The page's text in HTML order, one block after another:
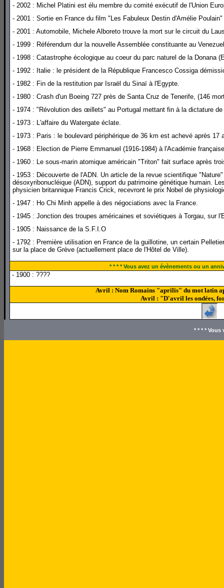
- 2002 : Michel Platini est élu membre du comité exécutif de l'Union
- 2001 : Sortie en France du film "Les Fabuleux Destin d'Amélie
- 2001 : Automobile, Michele Alboreto trouve la mort sur le circuit du
- 1999 : Référendum dur la nouvelle Assemblée constituante au
- 1998 : Catastrophe écologique au coeur du parc naturel de la Donana
- 1992 : Italie : le président de la République Francesco Cossiga
- 1982 : Fin de la restitution par Israël du Sinaï à l'Egypte.
- 1980 : Crash d'un Boeing 727 près de Santa Cruz de Tenerife, (146
- 1974 : "Révolution des œillets" au Portugal mettant fin à la dictature de
- 1973 : L'affaire du Watergate éclate.
- 1973 : Paris : le boulevard périphérique de 36 km est achevé après 17
- 1968 : Election de Pierre Emmanuel (1916-1984) à l'Académie
- 1960 : Le sous-marin atomique américain "Triton" fait surface après
- 1953 : Découverte de l'ADN. Un article de la revue scientifique
désoxyribonucléique (ADN), support du patrimoine génétique humain.
physicien britannique Francis Crick, recevront le prix Nobel de
- 1947 : Ho Chi Minh appelle à des négociations avec la France.
- 1945 : Jonction des troupes américaines et soviétiques à Torgau, sur
- 1905 : Naissance de la S.F.I.O
- 1792 : Première utilisation en France de la guillotine, un certain
sur la place de Grève (actuellement place de l'Hôtel de Ville).
* * * * Vous avez un évènements ou un
- 1900 : ????
Avril : Nom Romains "aprilis" du mot latin
Avril : "D'avril les ondées,
* * * *